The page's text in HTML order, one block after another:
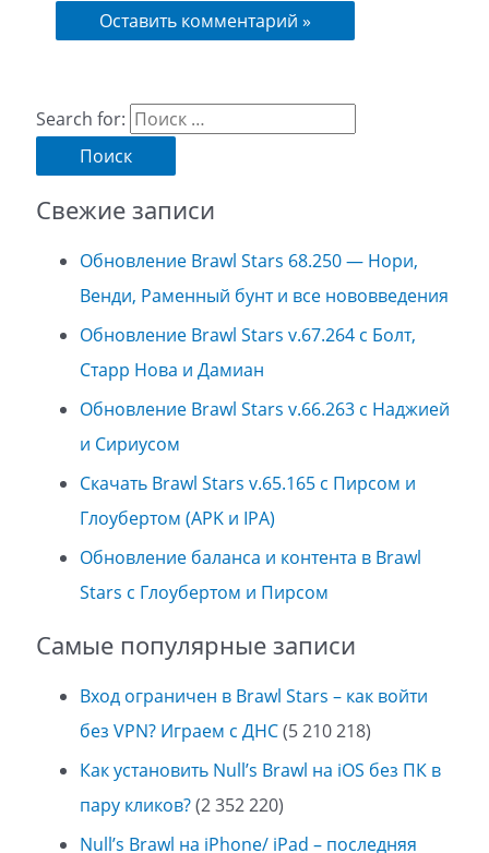
Search for:
Свежие записи
Обновление Brawl Stars 68.250 — Нори,
Венди, Раменный бунт и все нововведения
Обновление Brawl Stars v.67.264 с Болт,
Старр Нова и Дамиан
Обновление Brawl Stars v.66.263 с Наджией
и Сириусом
Скачать Brawl Stars v.65.165 с Пирсом и
Глоубертом (APK и IPA)
Обновление баланса и контента в Brawl
Stars с Глоубертом и Пирсом
Самые популярные записи
Вход ограничен в Brawl Stars – как войти
без VPN? Играем с ДНС(5 210 218)
Как установить Null’s Brawl на iOS без ПК в
пару кликов?(2 352 220)
Null’s Brawl на iPhone/ iPad – последняя